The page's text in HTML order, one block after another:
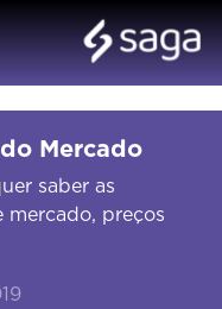
Mercado
saber as
mercado, preços